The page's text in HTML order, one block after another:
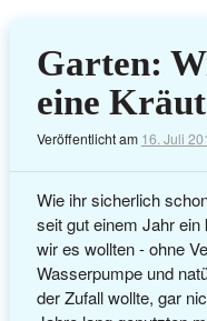
Garten:
eine
Veröffentlicht am 16. Juli
Wie ihr sicherlich
seit gut einem Jahr
wir es wollten - ohne
Wasserpumpe und
der Zufall wollte, gar